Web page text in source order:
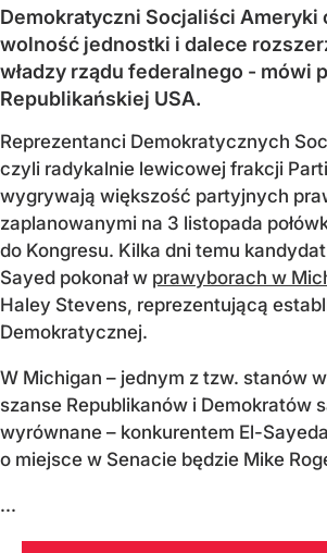
Demokratyczni Socjaliści Ameryki
wolność jednostki i dalece
władzy rządu federalnego - mówi
Republikańskiej USA.
Reprezentanci Demokratycznych
czyli radykalnie lewicowej frakcji
wygrywają większość partyjnych
zaplanowanymi na 3 listopada
do Kongresu. Kilka dni temu
Sayed pokonał w prawyborach w
Haley Stevens, reprezentującą
Demokratycznej.
W Michigan – jednym z tzw. stanów
szanse Republikanów i Demokratów
wyrównane – konkurentem El-
o miejsce w Senacie będzie Mike
...